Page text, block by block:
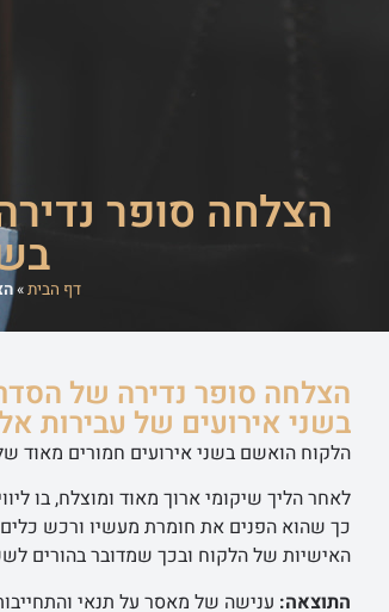
הצלחה סופר
דף הבית»
הצלחה סופר נדירה של
בשני אירועים של עבירות
הלקוח הואשם בשני אירועים חמורים מאוד
לאחר הליך שיקומי ארוך מאוד ומוצלח, בו
כך שהוא הפנים את חומרת מעשיו ורכש כלים
האישיות של הלקוח ובכך שמדובר בהורים
התוצאה: ענישה של מאסר על תנאי